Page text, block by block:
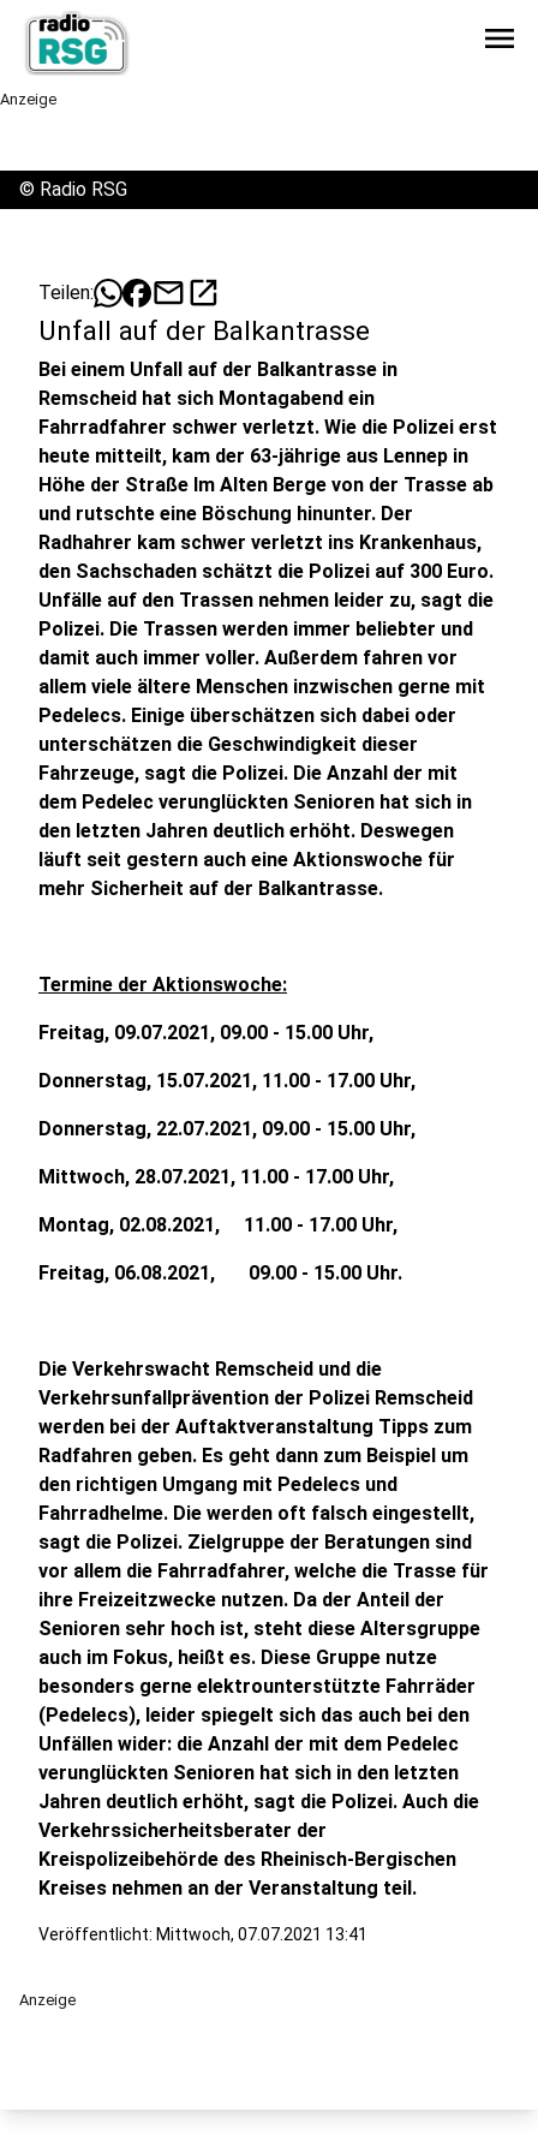
menu
Anzeige
© Radio RSG
Teilen: mailopen_in_new
Unfall auf der Balkantrasse
Bei einem Unfall auf der Balkantrasse in
Remscheid hat sich Montagabend ein
Fahrradfahrer schwer verletzt. Wie die Polizei erst
heute mitteilt, kam der 63-jährige aus Lennep in
Höhe der Straße Im Alten Berge von der Trasse ab
und rutschte eine Böschung hinunter. Der
Radhahrer kam schwer verletzt ins Krankenhaus,
den Sachschaden schätzt die Polizei auf 300 Euro.
Unfälle auf den Trassen nehmen leider zu, sagt die
Polizei. Die Trassen werden immer beliebter und
damit auch immer voller. Außerdem fahren vor
allem viele ältere Menschen inzwischen gerne mit
Pedelecs. Einige überschätzen sich dabei oder
unterschätzen die Geschwindigkeit dieser
Fahrzeuge, sagt die Polizei. Die Anzahl der mit
dem Pedelec verunglückten Senioren hat sich in
den letzten Jahren deutlich erhöht. Deswegen
läuft seit gestern auch eine Aktionswoche für
mehr Sicherheit auf der Balkantrasse.
Termine der Aktionswoche:
Freitag, 09.07.2021, 09.00 - 15.00 Uhr,
Donnerstag, 15.07.2021, 11.00 - 17.00 Uhr,
Donnerstag, 22.07.2021, 09.00 - 15.00 Uhr,
Mittwoch, 28.07.2021, 11.00 - 17.00 Uhr,
Montag, 02.08.2021, 11.00 - 17.00 Uhr,
Freitag, 06.08.2021, 09.00 - 15.00 Uhr.
Die Verkehrswacht Remscheid und die
Verkehrsunfallprävention der Polizei Remscheid
werden bei der Auftaktveranstaltung Tipps zum
Radfahren geben. Es geht dann zum Beispiel um
den richtigen Umgang mit Pedelecs und
Fahrradhelme. Die werden oft falsch eingestellt,
sagt die Polizei. Zielgruppe der Beratungen sind
vor allem die Fahrradfahrer, welche die Trasse für
ihre Freizeitzwecke nutzen. Da der Anteil der
Senioren sehr hoch ist, steht diese Altersgruppe
auch im Fokus, heißt es. Diese Gruppe nutze
besonders gerne elektrounterstützte Fahrräder
(Pedelecs), leider spiegelt sich das auch bei den
Unfällen wider: die Anzahl der mit dem Pedelec
verunglückten Senioren hat sich in den letzten
Jahren deutlich erhöht, sagt die Polizei. Auch die
Verkehrssicherheitsberater der
Kreispolizeibehörde des Rheinisch-Bergischen
Kreises nehmen an der Veranstaltung teil.
Veröffentlicht: Mittwoch, 07.07.2021 13:41
Anzeige